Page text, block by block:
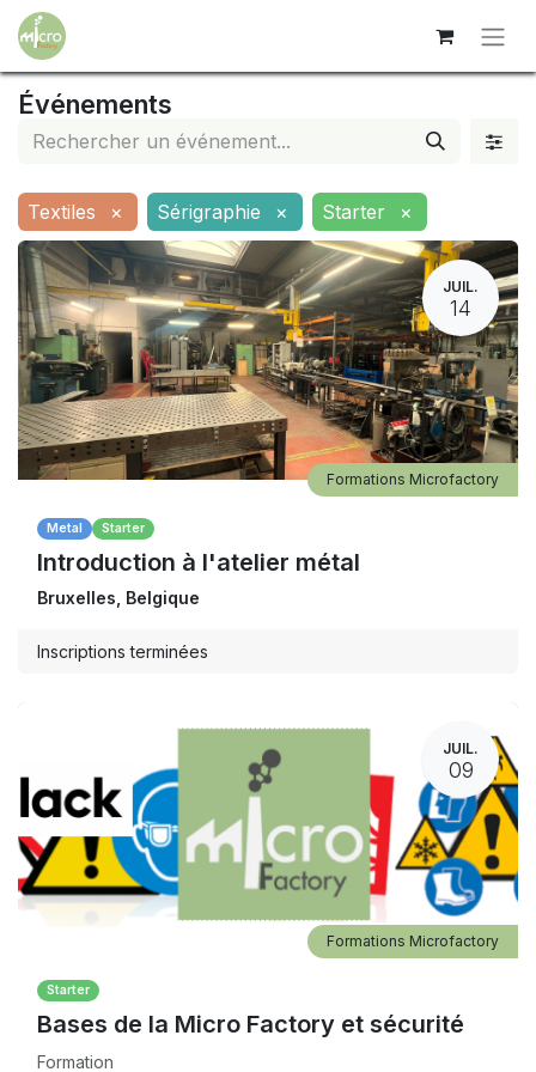
Événements
Textiles × Sérigraphie × Starter ×
JUIL.
14
Metal Starter
Introduction à l'atelier métal
Formations Microfactory
Bruxelles Belgique
Inscriptions terminées
JUIL.
09
Starter
Bases de la Micro Factory et sécurité
Formation
Formations Microfactory